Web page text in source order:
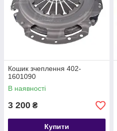
Кошик зчеплення 402-
1601090
В наявності
3 200 ₴
Купити